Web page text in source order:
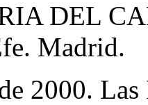
DEL
Madrid.
2000.